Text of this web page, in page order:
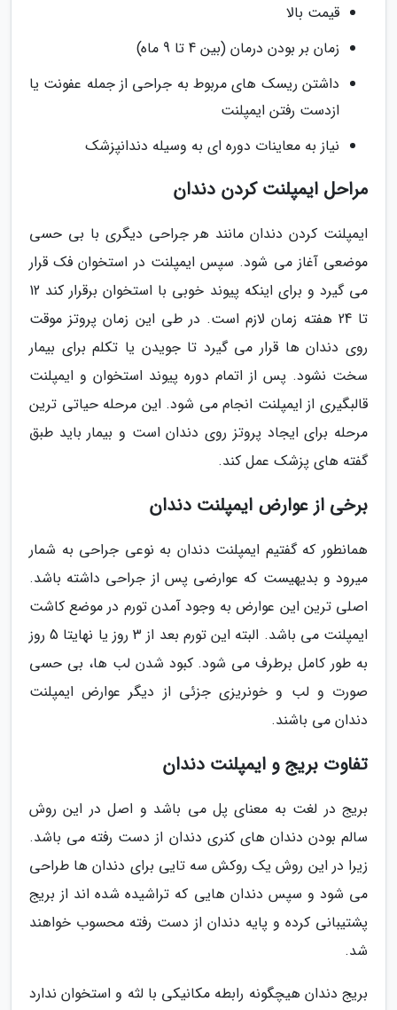
قیمت بالا
زمان بر بودن درمان (بین 4 تا 9 ماه)
داشتن ریسک های مربوط به جراحی از جمله عفونت یا
ازدست رفتن ایمپلنت
نیاز به معاینات دوره ای به وسیله دندانپزشک
مراحل ایمپلنت کردن دندان
ایمپلنت کردن دندان مانند هر جراحی دیگری با بی حسی
موضعی آغاز می شود. سپس ایمپلنت در استخوان فک قرار
می گیرد و برای اینکه پیوند خوبی با استخوان برقرار کند 12
تا 24 هفته زمان لازم است. در طی این زمان پروتز موقت
روی دندان ها قرار می گیرد تا جویدن یا تکلم برای بیمار
سخت نشود. پس از اتمام دوره پیوند استخوان و ایمپلنت
قالبگیری از ایمپلنت انجام می شود. این مرحله حیاتی ترین
مرحله برای ایجاد پروتز روی دندان است و بیمار باید طبق
گفته های پزشک عمل کند.
برخی از عوارض ایمپلنت دندان
همانطور که گفتیم ایمپلنت دندان به نوعی جراحی به شمار
میرود و بدیهیست که عوارضی پس از جراحی داشته باشد.
اصلی ترین این عوارض به وجود آمدن تورم در موضع کاشت
ایمپلنت می باشد. البته این تورم بعد از 3 روز یا نهایتا 5 روز
به طور کامل برطرف می شود. کبود شدن لب ها، بی حسی
صورت و لب و خونریزی جزئی از دیگر عوارض ایمپلنت
دندان می باشند.
تفاوت بریج و ایمپلنت دندان
بریج در لغت به معنای پل می باشد و اصل در این روش
سالم بودن دندان های کنری دندان از دست رفته می باشد.
زیرا در این روش یک روکش سه تایی برای دندان ها طراحی
می شود و سپس دندان هایی که تراشیده شده اند از بریج
پشتیبانی کرده و پایه دندان از دست رفته محسوب خواهند
شد.
بریج دندان هیچگونه رابطه مکانیکی با لثه و استخوان ندارد